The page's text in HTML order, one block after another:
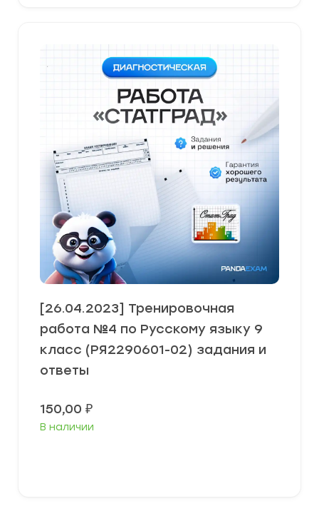
[26.04.2023] Тренировочная
работа №4 по Русскому языку 9
класс (РЯ2290601-02) задания и
ответы
150,00 ₽
В наличии